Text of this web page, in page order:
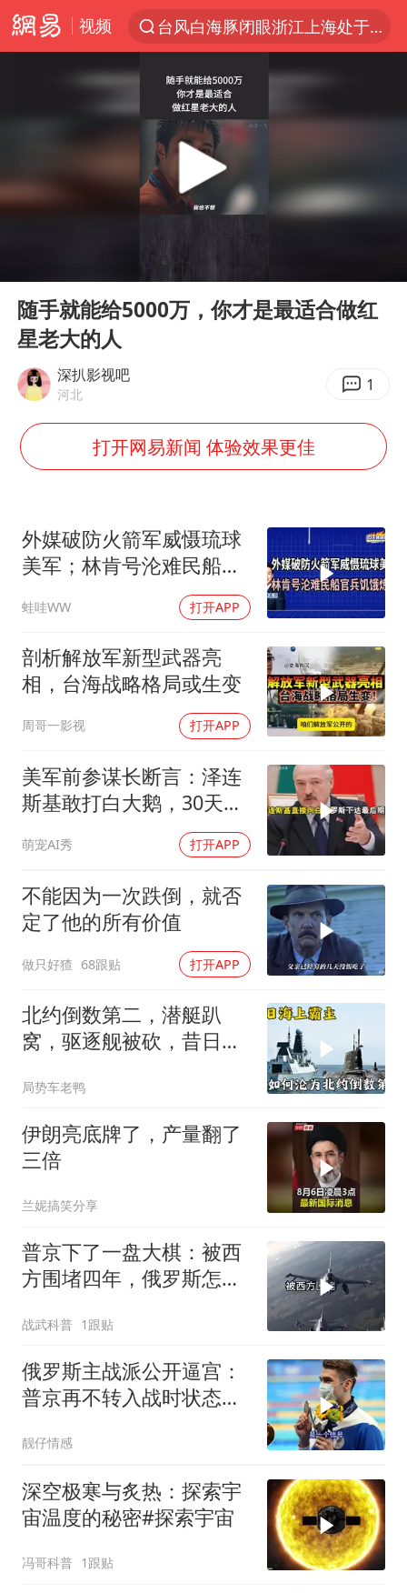
视频
台风白海豚闭眼浙江上海处于危险半圆
香港宏福苑火灾或由烟头引起
浙江台州《告全体市民书》
伊斯兰版北约来了吗
四川宜宾3.4级地震
泰国初中生饮弹自尽前开了26枪
22岁女生独闯南太行失联12天
张本智和：零封向鹏不意外
今年第二强台风将带来多大影响
“准2万亿”之城点名支持三所大学
习近平心系体育强国建设
Play
随手就能给5000万，你才是最适合做红
星老大的人
深扒影视吧
河北 1
打开网易新闻 体验效果更佳
外媒破防火箭军威慑琉球
美军；林肯号沦难民船官
兵饥饿炼狱｜介文汲.郭正
亮.栗正杰｜辣晚报
20260807
蛙哇WW 打开APP
剖析解放军新型武器亮
相，台海战略格局或生变
周哥一影视 打开APP
美军前参谋长断言：泽连
斯基敢打白大鹅，30天内
萌宠AI秀 打开APP
不能因为一次跌倒，就否
定了他的所有价值
做只好猹 68跟贴 打开APP
北约倒数第二，潜艇趴
窝，驱逐舰被砍，昔日的
局势车老鸭
伊朗亮底牌了，产量翻了
三倍
兰妮搞笑分享
普京下了一盘大棋：被西
方围堵四年，俄罗斯怎么
战武科普 1跟贴
俄罗斯主战派公开逼宫：
普京再不转入战时状态，
靓仔情感
深空极寒与炙热：探索宇
宙温度的秘密#探索宇宙
冯哥科普 1跟贴